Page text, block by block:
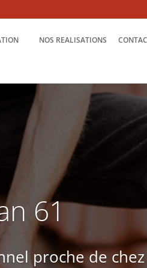
NOS REALISATIONS
61
proche de